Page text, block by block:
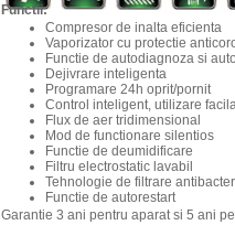
Functii:
Compresor de inalta eficienta
Vaporizator cu protectie
Functie de autodiagnoza si
Dejivrare inteligenta
Programare 24h oprit/pornit
Control inteligent, utilizare
Flux de aer tridimensional
Mod de functionare silentios
Functie de deumidificare
Filtru electrostatic lavabil
Tehnologie de filtrare
Functie de autorestart
Garantie 3 ani pentru aparat si 5 ani